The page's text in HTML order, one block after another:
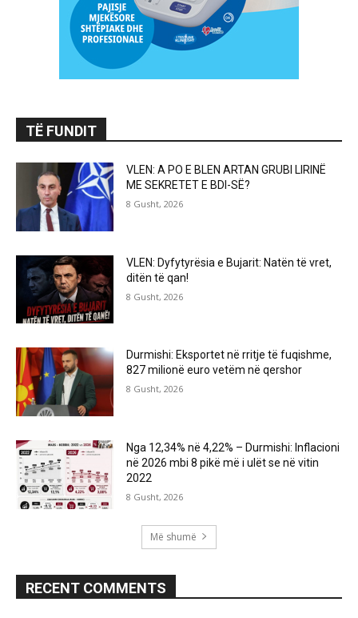
TË FUNDIT
VLEN: A PO E BLEN ARTAN GRUBI LIRINË
ME SEKRETET E BDI-SË?
8 Gusht, 2026
VLEN: Dyfytyrësia e Bujarit: Natën të vret,
ditën të qan!
8 Gusht, 2026
Durmishi: Eksportet në rritje të fuqishme,
827 milionë euro vetëm në qershor
8 Gusht, 2026
Nga 12,34% në 4,22% – Durmishi: Inflacioni
në 2026 mbi 8 pikë më i ulët se në vitin
2022
8 Gusht, 2026
Më shumë
RECENT COMMENTS